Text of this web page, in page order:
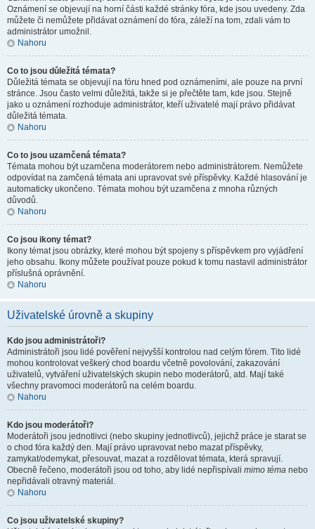
Oznámení se objevují na horní části každé stránky fóra, kde jsou uvedeny. Zda
můžete či nemůžete přidávat oznámení do fóra, záleží na tom, zdali vám to
administrátor umožnil.
Nahoru
Co to jsou důležitá témata?
Důležitá témata se objevují na fóru hned pod oznámeními, ale pouze na první
stránce. Jsou často velmi důležitá, takže si je přečtěte tam, kde jsou. Stejně
jako u oznámení rozhoduje administrátor, kteří uživatelé mají právo přidávat
důležitá témata.
Nahoru
Co to jsou uzamčená témata?
Témata mohou být uzamčena moderátorem nebo administrátorem. Nemůžete
odpovídat na zamčená témata ani upravovat své příspěvky. Každé hlasování je
automaticky ukončeno. Témata mohou být uzamčena z mnoha různých
důvodů.
Nahoru
Co jsou ikony témat?
Ikony témat jsou obrázky, které mohou být spojeny s příspěvkem pro vyjádření
jeho obsahu. Ikony můžete používat pouze pokud k tomu nastavil administrátor
příslušná oprávnění.
Nahoru
Uživatelské úrovně a skupiny
Kdo jsou administrátoři?
Administrátoři jsou lidé pověření nejvyšší kontrolou nad celým fórem. Tito lidé
mohou kontrolovat veškerý chod boardu včetně povolování, zakazování
uživatelů, vytváření uživatelských skupin nebo moderátorů, atd. Mají také
všechny pravomoci moderátorů na celém boardu.
Nahoru
Kdo jsou moderátoři?
Moderátoři jsou jednotlivci (nebo skupiny jednotlivců), jejichž práce je starat se
o chod fóra každý den. Mají právo upravovat nebo mazat příspěvky,
zamykat/odemykat, přesouvat, mazat a rozdělovat témata, která spravují.
Obecně řečeno, moderátoři jsou od toho, aby lidé nepřispívali mimo téma nebo
nepřidávali otravný materiál.
Nahoru
Co jsou uživatelské skupiny?